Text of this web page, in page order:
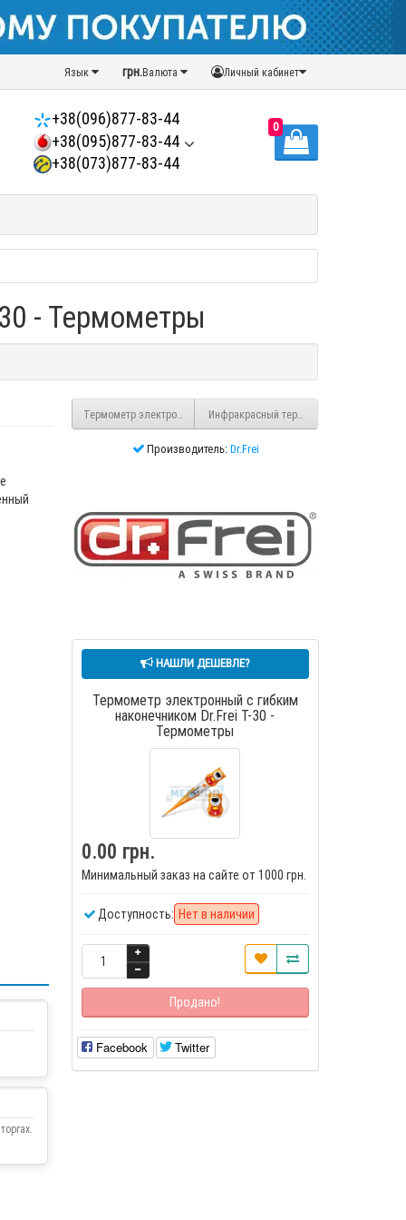
Личный кабинет
грн.Валюта
Язык
+38(096)877-83-44
+38(095)877-83-44
+38(073)877-83-44
0
- Термометры
Термометр электронный Dr.Frei Т-20Инфракрасный термометр MI-100
Производитель:Dr.Frei
НАШЛИ ДЕШЕВЛЕ?
Термометр электронный с гибким
наконечником Dr.Frei Т-30 -
Термометры
0.00 грн.
Минимальный заказ на сайте от 1000 грн.
Доступность: Нет в наличии
Продано!
Facebook Twitter